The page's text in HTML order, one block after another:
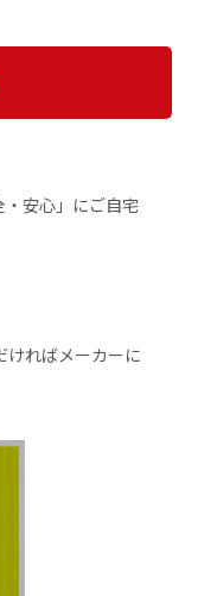
安心」にご自宅
ければメーカーに